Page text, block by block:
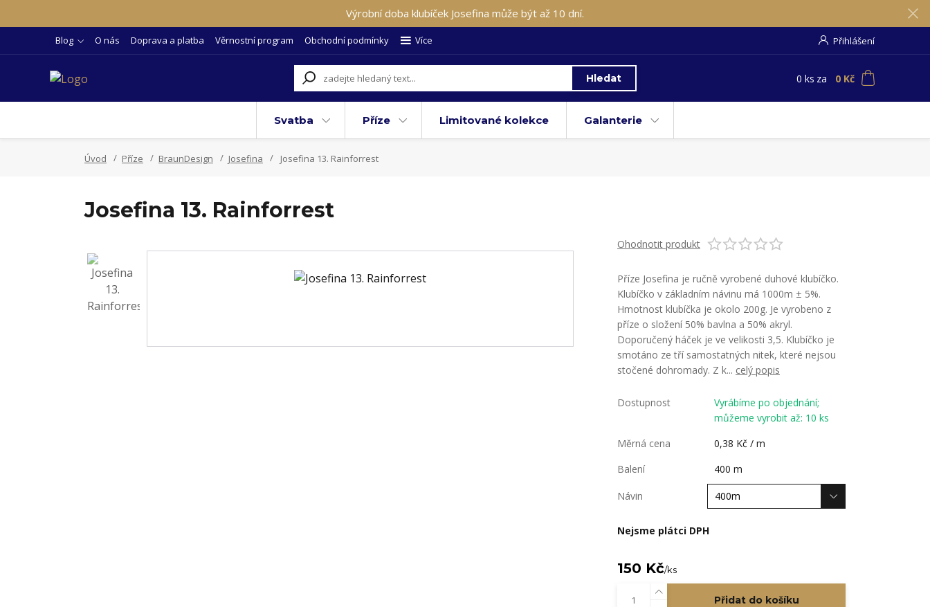
Výrobní doba klubíček Josefina může být až 10 dní.
Blog O nás Doprava a platba Věrnostní program Obchodní podmínky Více Přihlášení
Hledat 0 ks za 0 Kč
Svatba Příze Limitované kolekce Galanterie
Úvod Příze BraunDesign Josefina Josefina 13. Rainforrest
Josefina 13. Rainforrest
Ohodnotit produkt
Příze Josefina je ručně vyrobené duhové klubíčko.
Klubíčko v základním návinu má 1000m ± 5%.
Hmotnost klubíčka je okolo 200g. Je vyrobeno z
příze o složení 50% bavlna a 50% akryl.
Doporučený háček je ve velikosti 3,5. Klubíčko je
smotáno ze tří samostatných nitek, které nejsou
stočené dohromady. Z k... celý popis
Dostupnost
Vyrábíme po objednání;
můžeme vyrobit až: 10 ks
Měrná cena
0,38 Kč / m
Balení
400 m
Návin
Nejsme plátci DPH
150 Kč/ks
Přidat do košíku